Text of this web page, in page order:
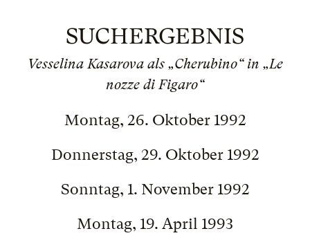
SUCHERGEBNIS
Vesselina Kasarova als „Cherubino“ in „Le
nozze di Figaro“
Montag, 26. Oktober 1992
Donnerstag, 29. Oktober 1992
Sonntag, 1. November 1992
Montag, 19. April 1993